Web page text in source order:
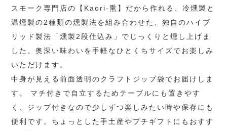
スモーク専門店の【Kaori-熏】だから作れる、冷燻製と
温燻製の2種類の燻製法を組み合わせた、独自のハイブ
リッド製法「燻製2段仕込み」でじっくりと燻し上げま
した。奥深い味わいを手軽なひとくちサイズでお楽しみ
いただけます。
中身が見える前面透明のクラフトジップ袋でお届けしま
す。 マチ付きで自立するためテーブルにも置きやす
く、ジップ付きなので少しずつ楽しみたい時や保存にも
便利です。ちょっとした手土産やプチギフトにもおすす